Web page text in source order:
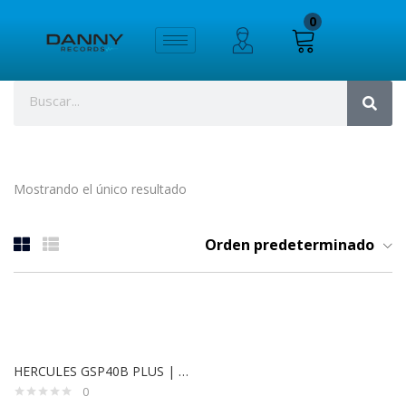
0
Mostrando el único resultado
Orden predeterminado
HERCULES GSP40B PLUS | Colgador de Guitarra con AGS, Soporte para Tablero (Brazo Largo)
0